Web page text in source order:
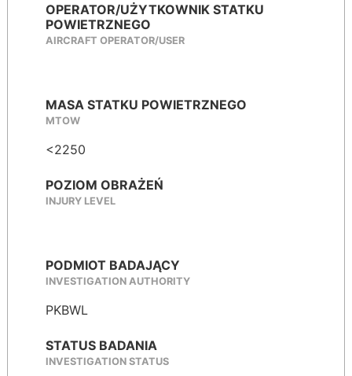
OPERATOR/UŻYTKOWNIK STATKU
POWIETRZNEGO
AIRCRAFT OPERATOR/USER
MASA STATKU POWIETRZNEGO
MTOW
<2250
POZIOM OBRAŻEŃ
INJURY LEVEL
PODMIOT BADAJĄCY
INVESTIGATION AUTHORITY
PKBWL
STATUS BADANIA
INVESTIGATION STATUS